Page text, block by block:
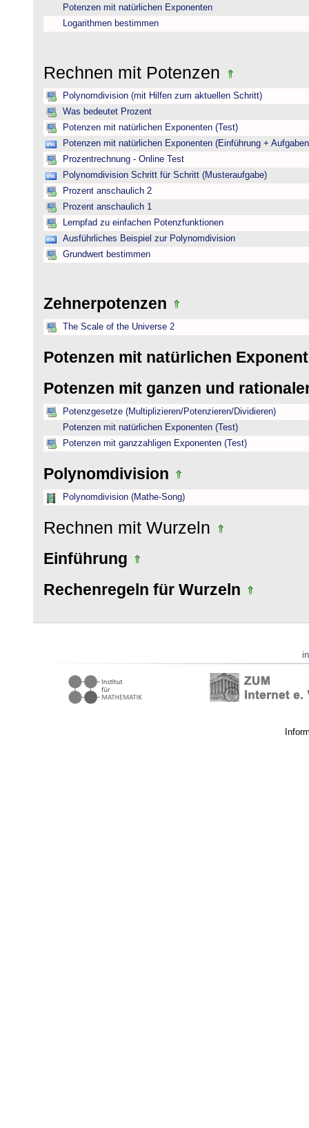
Potenzen mit natürlichen Exponenten
Logarithmen bestimmen
Rechnen mit Potenzen
Polynomdivision (mit Hilfen zum aktuellen Schritt)
Was bedeutet Prozent
Potenzen mit natürlichen Exponenten (Test)
Potenzen mit natürlichen Exponenten (Einführung +
Prozentrechnung - Online Test
Polynomdivision Schritt für Schritt (Musteraufgabe)
Prozent anschaulich 2
Prozent anschaulich 1
Lernpfad zu einfachen Potenzfunktionen
Ausführliches Beispiel zur Polynomdivision
Grundwert bestimmen
Zehnerpotenzen
The Scale of the Universe 2
Potenzen mit natürlichen
Potenzen mit ganzen und
Potenzgesetze (Multiplizieren/Potenzieren/Dividieren)
Potenzen mit natürlichen Exponenten (Test)
Potenzen mit ganzzahligen Exponenten (Test)
Polynomdivision
Polynomdivision (Mathe-Song)
Rechnen mit Wurzeln
Einführung
Rechenregeln für Wurzeln